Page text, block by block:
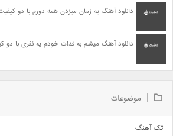
دانلود آهنگ یه زمان میزدن همه دورم با دو
دانلود آهنگ میشم به فدات خودم یه نفری با دو
موضوعات
تک آهنگ